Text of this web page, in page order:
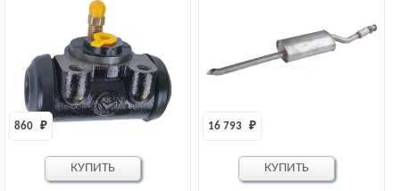
860 ₽
КУПИТЬ
16 793 ₽
КУПИТЬ